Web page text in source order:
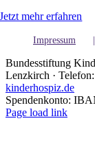
Jetzt mehr erfahren
Impressum
Bundesstiftung
Lenzkirch ·
kinderhospiz.de
Spendenkonto:
Facebook
Instagram
LinkedIn
Page load link